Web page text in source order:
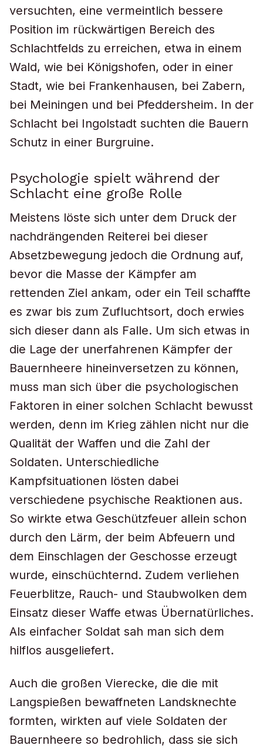
versuchten, eine vermeintlich bessere
Position im rückwärtigen Bereich des
Schlachtfelds zu erreichen, etwa in einem
Wald, wie bei Königshofen, oder in einer
Stadt, wie bei Frankenhausen, bei Zabern,
bei Meiningen und bei Pfeddersheim. In der
Schlacht bei Ingolstadt suchten die Bauern
Schutz in einer Burgruine.
Psychologie spielt während der
Schlacht eine große Rolle
Meistens löste sich unter dem Druck der
nachdrängenden Reiterei bei dieser
Absetzbewegung jedoch die Ordnung auf,
bevor die Masse der Kämpfer am
rettenden Ziel ankam, oder ein Teil schaffte
es zwar bis zum Zufluchtsort, doch erwies
sich dieser dann als Falle. Um sich etwas in
die Lage der unerfahrenen Kämpfer der
Bauernheere hineinversetzen zu können,
muss man sich über die psychologischen
Faktoren in einer solchen Schlacht bewusst
werden, denn im Krieg zählen nicht nur die
Qualität der Waffen und die Zahl der
Soldaten. Unterschiedliche
Kampfsituationen lösten dabei
verschiedene psychische Reaktionen aus.
So wirkte etwa Geschützfeuer allein schon
durch den Lärm, der beim Abfeuern und
dem Einschlagen der Geschosse erzeugt
wurde, einschüchternd. Zudem verliehen
Feuerblitze, Rauch- und Staubwolken dem
Einsatz dieser Waffe etwas Übernatürliches.
Als einfacher Soldat sah man sich dem
hilflos ausgeliefert.
Auch die großen Vierecke, die die mit
Langspießen bewaffneten Landsknechte
formten, wirkten auf viele Soldaten der
Bauernheere so bedrohlich, dass sie sich